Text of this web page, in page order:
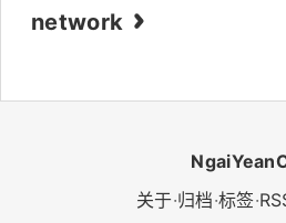
network
关于·归档·标签·